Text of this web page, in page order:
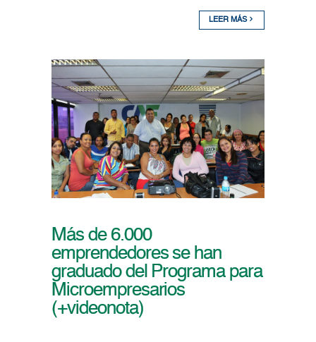
LEER MÁS
Más de 6.000
emprendedores se han
graduado del Programa para
Microempresarios
(+videonota)